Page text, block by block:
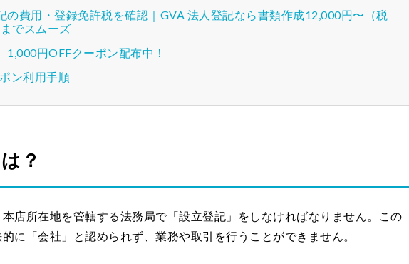
の費用・登録免許税を確認｜GVA 法人登記なら書類作成12,000円〜（税
でスムーズ
1,000円OFFクーポン配布中！
ン利用手順
？
店所在地を管轄する法務局で「設立登記」をしなければなりません。この
に「会社」と認められず、業務や取引を行うことができません。